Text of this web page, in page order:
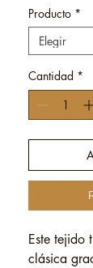
Producto *
Cantidad *
Este tejido
clásica